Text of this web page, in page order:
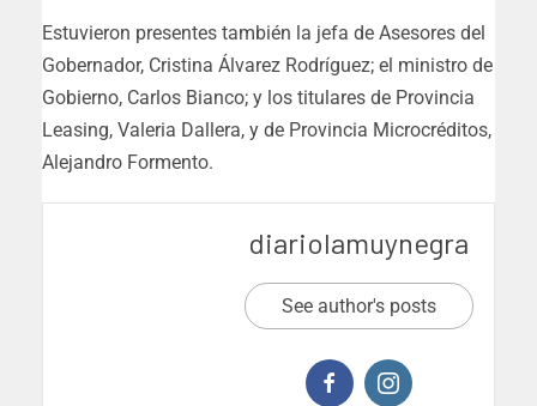
Estuvieron presentes también la jefa de Asesores del
Gobernador, Cristina Álvarez Rodríguez; el ministro de
Gobierno, Carlos Bianco; y los titulares de Provincia
Leasing, Valeria Dallera, y de Provincia Microcréditos,
Alejandro Formento.
diariolamuynegra
See author's posts